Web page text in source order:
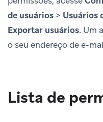
de usuários > Usuários
Exportar usuários. Um
o seu endereço de e-
Lista de